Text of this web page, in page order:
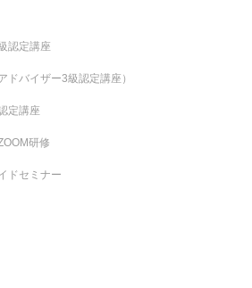
認定講座
ドバイザー3級認定講座）
定講座
研修
ドセミナー